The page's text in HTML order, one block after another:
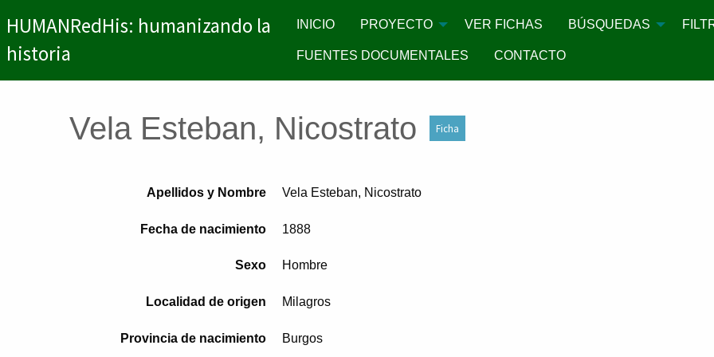
HUMANRedHis: humanizando la
historia
INICIO PROYECTO VER FICHAS BÚSQUEDAS
FUENTES DOCUMENTALES CONTACTO
Vela Esteban, Nicostrato Ficha
Apellidos y Nombre Vela Esteban, Nicostrato
Fecha de nacimiento 1888
Sexo Hombre
Localidad de origen Milagros
Provincia de nacimiento Burgos